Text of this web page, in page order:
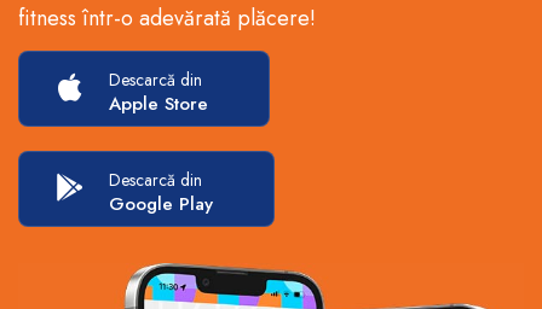
fitness într-o adevărată plăcere!
Descarcă din
Apple Store
Descarcă din
Google Play